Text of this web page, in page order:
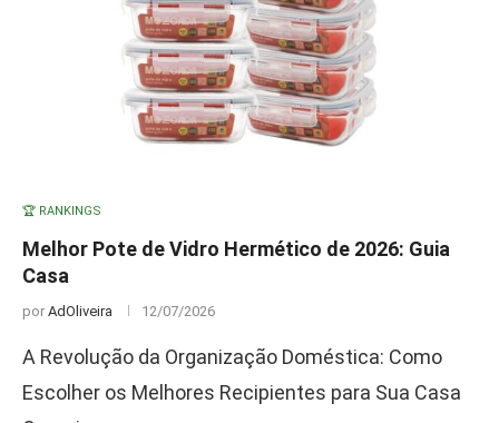
🏆 RANKINGS
Melhor Pote de Vidro Hermético de 2026: Guia
Casa
por AdOliveira 12/07/2026
A Revolução da Organização Doméstica: Como
Escolher os Melhores Recipientes para Sua Casa